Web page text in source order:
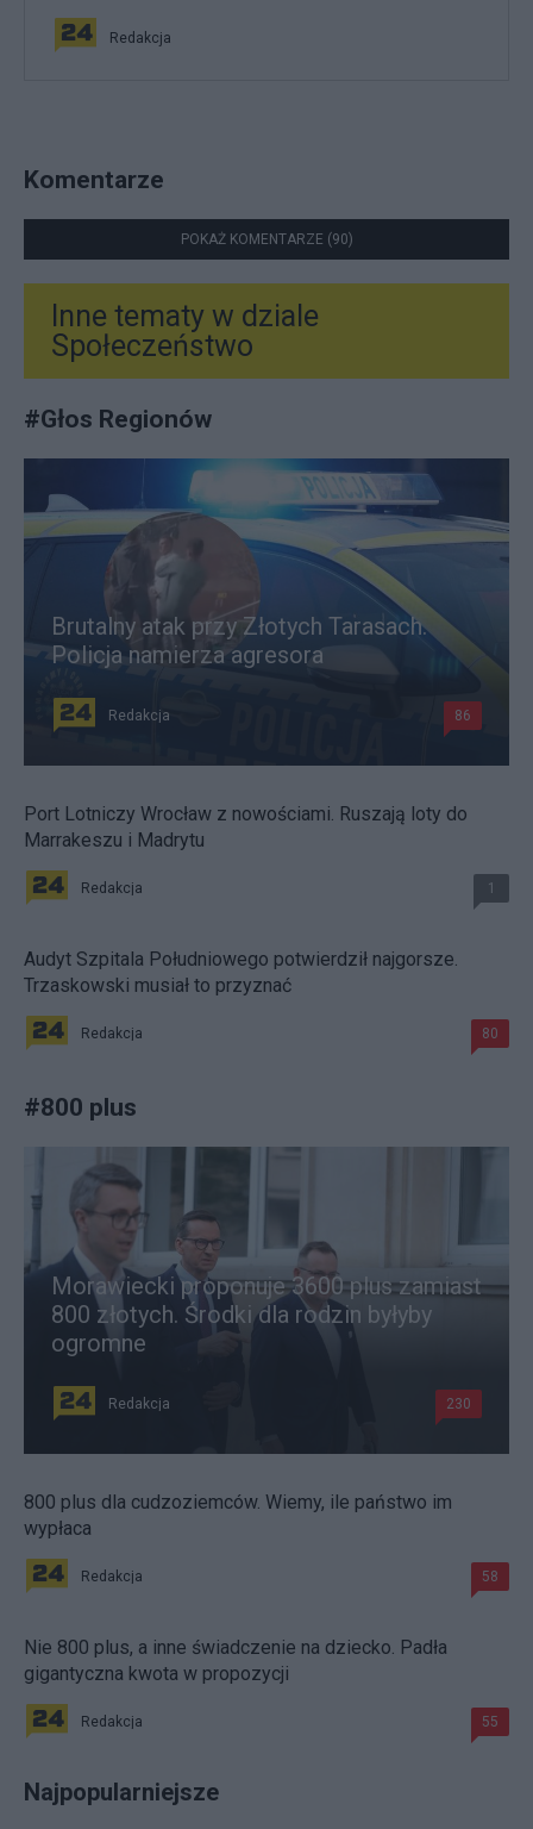
Redakcja
Komentarze
POKAŻ KOMENTARZE (90)
Inne tematy w dziale
Społeczeństwo
#Głos Regionów
Brutalny atak przy Złotych Tarasach.
Policja namierza agresora
Redakcja 86
Port Lotniczy Wrocław z nowościami. Ruszają loty do
Marrakeszu i Madrytu
Redakcja 1
Audyt Szpitala Południowego potwierdził najgorsze.
Trzaskowski musiał to przyznać
Redakcja 80
#800 plus
Morawiecki proponuje 3600 plus zamiast
800 złotych. Środki dla rodzin byłyby
ogromne
Redakcja 230
800 plus dla cudzoziemców. Wiemy, ile państwo im
wypłaca
Redakcja 58
Nie 800 plus, a inne świadczenie na dziecko. Padła
gigantyczna kwota w propozycji
Redakcja 55
Najpopularniejsze